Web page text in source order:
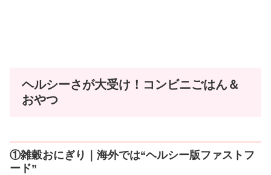
ヘルシーさが大受け！コンビニごはん＆
おやつ
①雑穀おにぎり｜海外では“ヘルシー版ファストフ
ード”